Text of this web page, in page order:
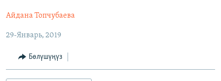
ЭКОНОМИКА
МАДАНИЯТ
БОРБОР АЗИЯ
АТАЙЫН ИЛИКТӨӨ
ТВ ПРОГРАММАЛАР
БҮГҮН АЗАТТЫКТА
ПОДКАСТ
ӨЗГӨЧӨ ПИКИР
Айдана Топчубаева
29-Январь, 2019
Бөлүшүңүз